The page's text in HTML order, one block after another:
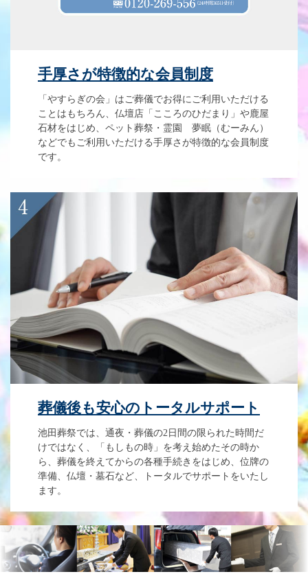
手厚さが特徴的な会員制度
「やすらぎの会」はご葬儀でお得にご利用いただける
ことはもちろん、仏壇店「こころのひだまり」や鹿屋
石材をはじめ、ペット葬祭・霊園 夢眠（むーみん）
などでもご利用いただける手厚さが特徴的な会員制度
です。
葬儀後も安心のトータルサポート
池田葬祭では、通夜・葬儀の2日間の限られた時間だ
けではなく、「もしもの時」を考え始めたその時か
ら、葬儀を終えてからの各種手続きをはじめ、位牌の
準備、仏壇・墓石など、トータルでサポートをいたし
ます。